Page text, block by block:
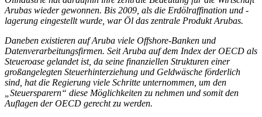
Arubas wieder gewonnen. Bis 2009, als die Erdölraffination und -
lagerung eingestellt wurde, war Öl das zentrale Produkt Arubas.
Daneben existieren auf Aruba viele Offshore-Banken und
Datenverarbeitungsfirmen. Seit Aruba auf dem Index der OECD als
Steueroase gelandet ist, da seine finanziellen Strukturen einer
großangelegten Steuerhinterziehung und Geldwäsche förderlich
sind, hat die Regierung viele Schritte unternommen, um den
„Steuersparern“ diese Möglichkeiten zu nehmen und somit den
Auflagen der OECD gerecht zu werden.